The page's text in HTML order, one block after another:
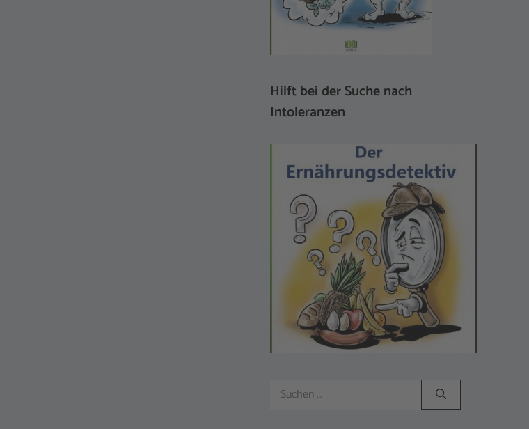
Hilft bei der Suche nach
Intoleranzen
Suchen
nach: